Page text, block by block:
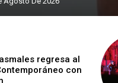
regresa al
con